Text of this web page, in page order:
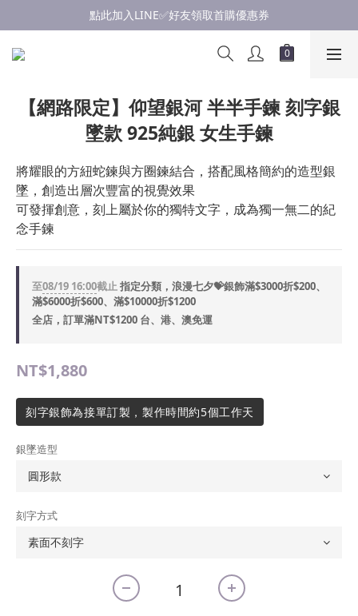
點此加入LINE✅好友領取首購優惠券
點此加入LINE✅好友領取首購優惠券
浪漫慶七夕💝銀飾滿$3000享優惠💝至8/19
【網路限定】仰望銀河 半半手鍊 刻字銀
墜款 925純銀 女生手鍊
將耀眼的方紐蛇鍊與方圈鍊結合，搭配風格簡約的造型銀
墜，創造出層次豐富的視覺效果
可發揮創意，刻上屬於你的獨特文字，成為獨一無二的紀
念手鍊
至08/19 16:00截止指定分類，浪漫七夕💝銀飾滿$3000折$200、
滿$6000折$600、滿$10000折$1200
全店，訂單滿NT$1200 台、港、澳免運
NT$1,880
刻字銀飾為接單訂製，製作時間約5個工作天
銀墜造型
刻字方式